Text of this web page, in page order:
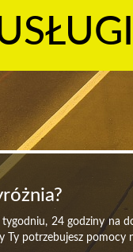
24 godziny na
Ty potrzebujesz pomocy